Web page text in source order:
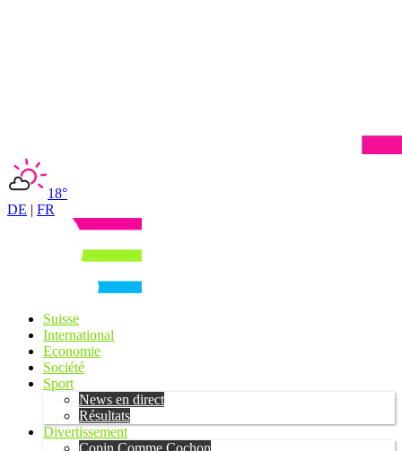
18°
DE | FR
Suisse
International
Economie
Société
Sport
News en direct
Résultats
Divertissement
Copin Comme Cochon